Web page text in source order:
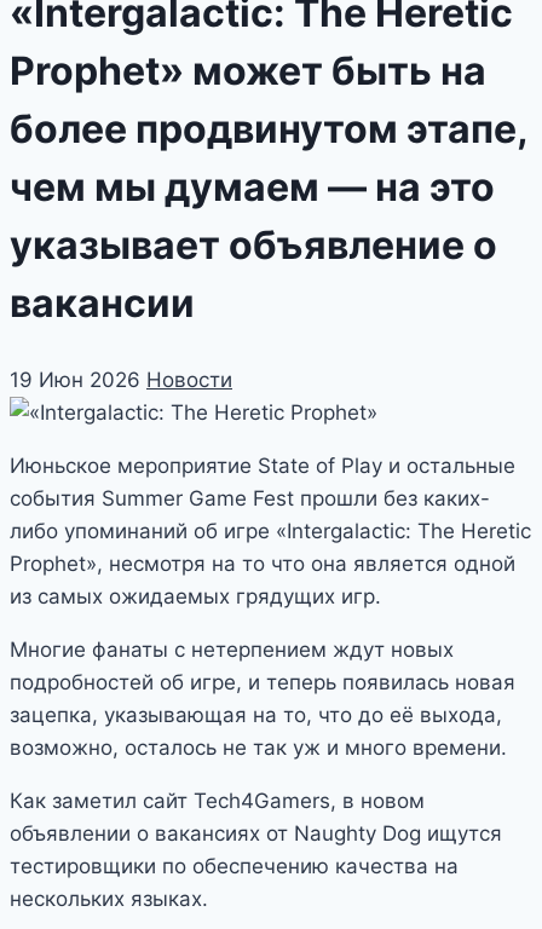
«Intergalactic: The Heretic
Prophet» может быть на
более продвинутом этапе,
чем мы думаем — на это
указывает объявление о
вакансии
19 Июн 2026 Новости
Июньское мероприятие State of Play и остальные
события Summer Game Fest прошли без каких-
либо упоминаний об игре «Intergalactic: The Heretic
Prophet», несмотря на то что она является одной
из самых ожидаемых грядущих игр.
Многие фанаты с нетерпением ждут новых
подробностей об игре, и теперь появилась новая
зацепка, указывающая на то, что до её выхода,
возможно, осталось не так уж и много времени.
Как заметил сайт Tech4Gamers, в новом
объявлении о вакансиях от Naughty Dog ищутся
тестировщики по обеспечению качества на
нескольких языках.